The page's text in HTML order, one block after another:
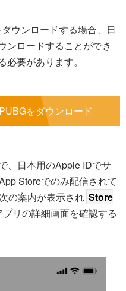
ウンロードする場合、日
ンロードすることができ
要があります。
をダウンロード
、日本用のApple IDでサ
Storeでのみ配信されて
の案内が表示され Store
リの詳細画面を確認する